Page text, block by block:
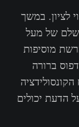
לציון. במשך
של מעל
מוסיפות
ברורה
הדעת יכולים